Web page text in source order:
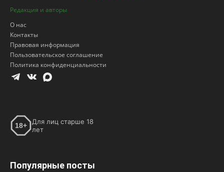
Редакция и авторы
О нас
Контакты
Правовая информация
Пользовательское соглашение
Политика конфиденциальности
18+
Для лиц старше 18
лет
Популярные посты